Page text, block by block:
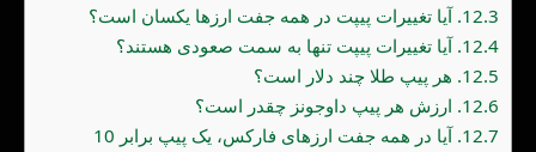
12.3. آیا تغییرات پیپت در همه جفت ارزها یکسان است؟
12.4. آیا تغییرات پیپت تنها به سمت صعودی هستند؟
12.5. هر پیپ طلا چند دلار است؟
12.6. ارزش هر پیپ داوجونز چقدر است؟
12.7.
آیا در همه جفت ارزهای فارکس، یک پیپ برابر 10